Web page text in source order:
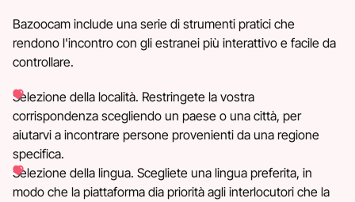
Bazoocam include una serie di strumenti pratici che
rendono l'incontro con gli estranei più interattivo e facile da
controllare.
Selezione della località. Restringete la vostra
corrispondenza scegliendo un paese o una città, per
aiutarvi a incontrare persone provenienti da una regione
specifica.
Selezione della lingua. Scegliete una lingua preferita, in
modo che la piattaforma dia priorità agli interlocutori che la